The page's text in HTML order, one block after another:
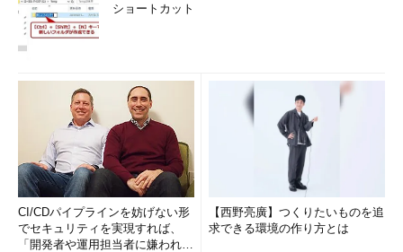
ショートカット
CI/CDパイプラインを妨げない形
でセキュリティを実現すれば、
「開発者や運用担当者に嫌われな
【西野亮廣】つくりたいものを追
求できる環境の作り方とは